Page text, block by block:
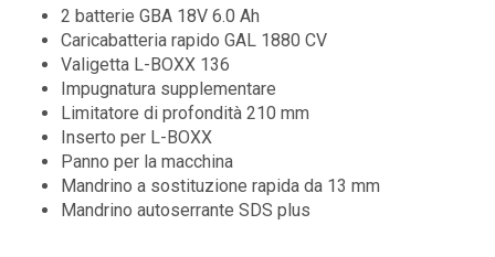
2 batterie GBA 18V 6.0 Ah
Caricabatteria rapido GAL 1880 CV
Valigetta L-BOXX 136
Impugnatura supplementare
Limitatore di profondità 210 mm
Inserto per L-BOXX
Panno per la macchina
Mandrino a sostituzione rapida da 13 mm
Mandrino autoserrante SDS plus